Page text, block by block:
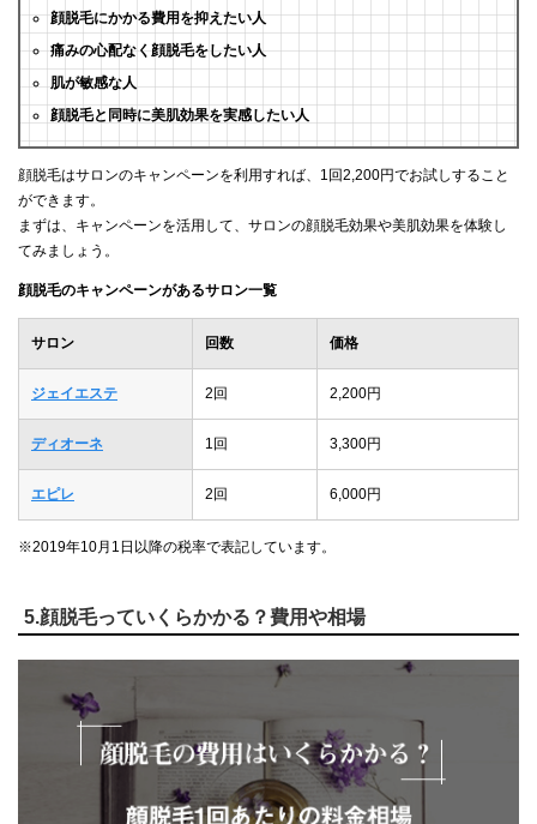
顔脱毛にかかる費用を抑えたい人
痛みの心配なく顔脱毛をしたい人
肌が敏感な人
顔脱毛と同時に美肌効果を実感したい人
顔脱毛はサロンのキャンペーンを利用すれば、1回2,200円でお試しすること
ができます。
まずは、キャンペーンを活用して、サロンの顔脱毛効果や美肌効果を体験し
てみましょう。
顔脱毛のキャンペーンがあるサロン一覧
サロン 回数 価格
ジェイエステ 2回 2,200円
ディオーネ 1回 3,300円
エピレ 2回 6,000円
※2019年10月1日以降の税率で表記しています。
5.顔脱毛っていくらかかる？費用や相場